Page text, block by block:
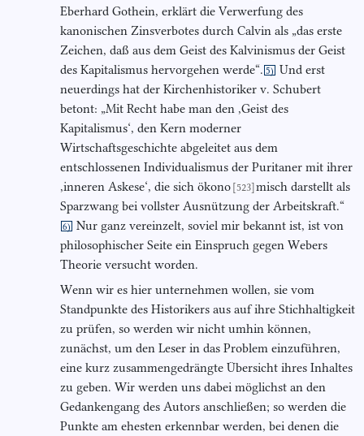
Eberhard Gothein, erklärt die Verwerfung des
kanonischen Zinsverbotes durch Calvin als „das erste
Zeichen, daß aus dem Geist des Kalvinismus der Geist
des Kapitalismus hervorgehen werde“. 5) Und erst
neuerdings hat der Kirchenhistoriker v. Schubert
betont: „Mit Recht habe man den ,Geist des
Kapitalismus‘, den Kern moderner
Wirtschaftsgeschichte abgeleitet aus dem
entschlossenen Individualismus der Puritaner mit ihrer
,inneren Askese‘, die sich ökono [523] misch darstellt als
Sparzwang bei vollster Ausnützung der Arbeitskraft.“
6) Nur ganz vereinzelt, soviel mir bekannt ist, ist von
philosophischer Seite ein Einspruch gegen Webers
Theorie versucht worden.
Wenn wir es hier unternehmen wollen, sie vom
Standpunkte des Historikers aus auf ihre Stichhaltigkeit
zu prüfen, so werden wir nicht umhin können,
zunächst, um den Leser in das Problem einzuführen,
eine kurz zusammengedrängte Übersicht ihres Inhaltes
zu geben. Wir werden uns dabei möglichst an den
Gedankengang des Autors anschließen; so werden die
Punkte am ehesten erkennbar werden, bei denen die